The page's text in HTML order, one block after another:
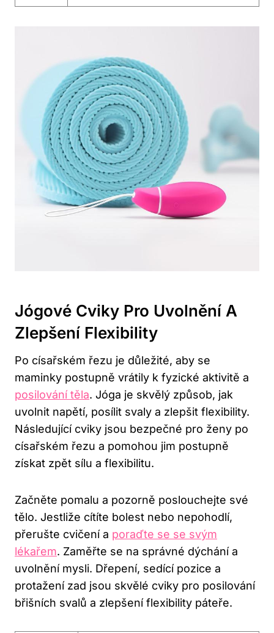
Jógové Cviky Pro Uvolnění A
Zlepšení Flexibility
Po císařském řezu je důležité, aby se
maminky postupně vrátily k fyzické aktivitě a
posilování těla. Jóga je skvělý způsob, jak
uvolnit napětí, posílit svaly a zlepšit flexibility.
Následující cviky jsou bezpečné pro ženy po
císařském řezu a pomohou jim postupně
získat zpět sílu a flexibilitu.
Začněte pomalu a pozorně poslouchejte své
tělo. Jestliže cítíte bolest nebo nepohodlí,
přerušte cvičení a poraďte se se svým
lékařem. Zaměřte se na správné dýchání a
uvolnění mysli. Dřepení, sedící pozice a
protažení zad jsou skvělé cviky pro posilování
břišních svalů a zlepšení flexibility páteře.